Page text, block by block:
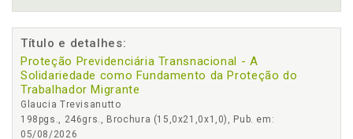
Título e detalhes:
Proteção Previdenciária Transnacional - A
Solidariedade como Fundamento da Proteção do
Trabalhador Migrante
Glaucia Trevisanutto
198pgs., 246grs., Brochura (15,0x21,0x1,0), Pub. em:
05/08/2026